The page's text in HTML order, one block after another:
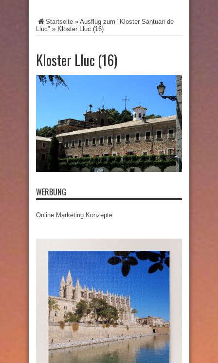
Startseite » Ausflug zum "Kloster Santuari de
Lluc" » Kloster Lluc (16)
Kloster Lluc (16)
WERBUNG
Online Marketing Konzepte